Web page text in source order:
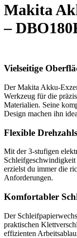
Makita
–
Vielseitige
Der Makita Akku-
Werkzeug für die
Materialien. Seine
Design machen ihn
Flexible
Mit der 3-stufigen
erzielst du immer die
Anforderungen.
Komfortabler
Der
praktischen
effizienten